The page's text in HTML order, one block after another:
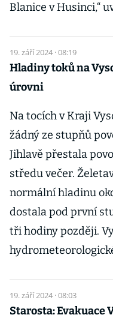
Blanice v Husinci,“
19. září 2024 · 08:19
Hladiny toků na
úrovni
Na tocích v Kraji
žádný ze stupňů
Jihlavě přestala
středu večer.
normální hladinu
dostala pod první
tři hodiny později.
19. září 2024 · 08:03
Starosta: Evakuace